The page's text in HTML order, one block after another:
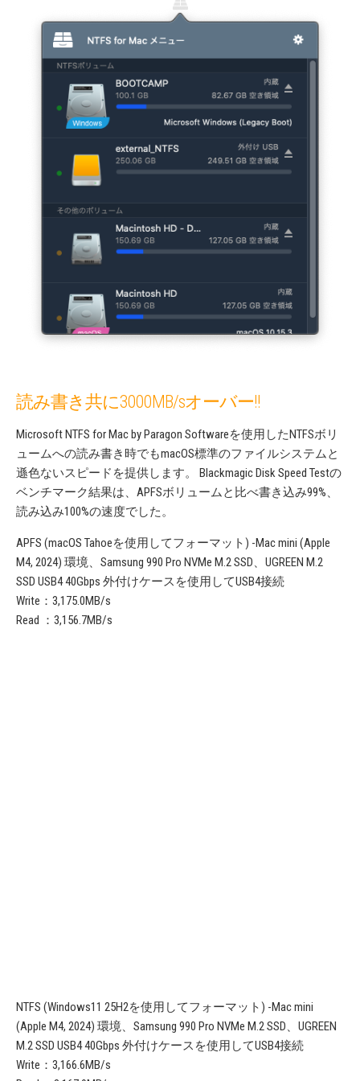
読み書き共に3000MB/sオーバー!!
Microsoft NTFS for Mac by Paragon Softwareを使用したNTFSボリ
ュームへの読み書き時でもmacOS標準のファイルシステムと
遜色ないスピードを提供します。 Blackmagic Disk Speed Testの
ベンチマーク結果は、APFSボリュームと比べ書き込み99%、
読み込み100%の速度でした。
APFS (macOS Tahoeを使用してフォーマット) -Mac mini (Apple
M4, 2024) 環境、Samsung 990 Pro NVMe M.2 SSD、UGREEN M.2
SSD USB4 40Gbps 外付けケースを使用してUSB4接続
Write：3,175.0MB/s
Read ：3,156.7MB/s
NTFS (Windows11 25H2を使用してフォーマット) -Mac mini
(Apple M4, 2024) 環境、Samsung 990 Pro NVMe M.2 SSD、UGREEN
M.2 SSD USB4 40Gbps 外付けケースを使用してUSB4接続
Write：3,166.6MB/s